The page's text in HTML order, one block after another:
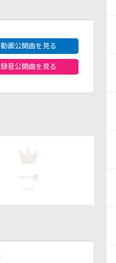
動画公開曲を見る
録音公開曲を見る
3
---- 点
----